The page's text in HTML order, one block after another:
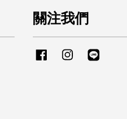
關注我們
FacebookInstagram